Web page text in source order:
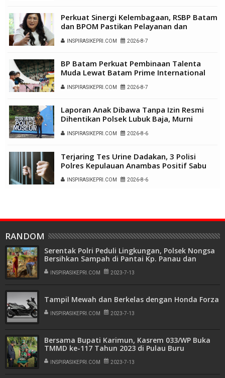
Perkuat Sinergi Kelembagaan, RSBP Batam
dan BPOM Pastikan Pelayanan dan
INSPIRASIKEPRI.COM 2026-8-7
BP Batam Perkuat Pembinaan Talenta
Muda Lewat Batam Prime International
INSPIRASIKEPRI.COM 2026-8-7
Laporan Anak Dibawa Tanpa Izin Resmi
Dihentikan Polsek Lubuk Baja, Murni
INSPIRASIKEPRI.COM 2026-8-6
Terjaring Tes Urine Dadakan, 3 Polisi
Polres Kepulauan Anambas Positif Sabu
INSPIRASIKEPRI.COM 2026-8-6
RANDOM
Serentak Polri Peduli Lingkungan, Polsek Nongsa
Bersihkan Sampah di Pantai Kp. Panau dan
INSPIRASIKEPRI.COM 2023-7-13
Tampil Mewah dan Berkelas dengan Honda Forza
INSPIRASIKEPRI.COM 2023-7-13
Bersama Bupati Karimun, Kasrem 033/WP Buka
TMMD ke-117 Tahun 2023 di Pulau Buru
INSPIRASIKEPRI.COM 2023-7-13